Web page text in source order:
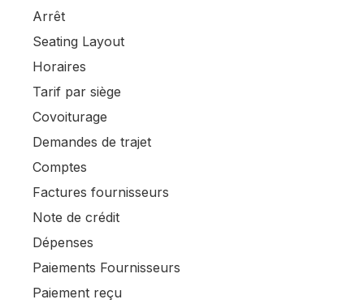
Arrêt
Seating Layout
Horaires
Tarif par siège
Covoiturage
Demandes de trajet
Comptes
Factures fournisseurs
Note de crédit
Dépenses
Paiements Fournisseurs
Paiement reçu